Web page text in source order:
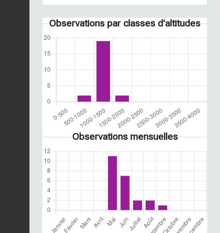
Observations par classes d'altitudes
Observations mensuelles